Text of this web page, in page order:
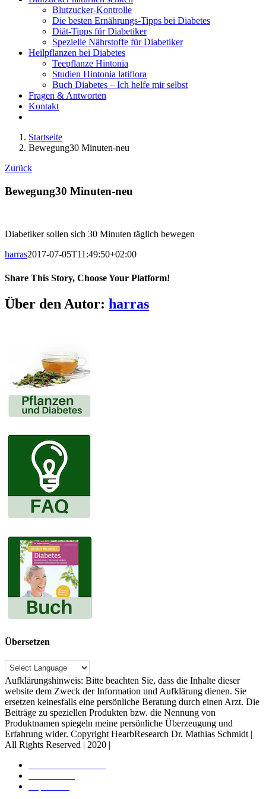
Blutzucker-Kontrolle
Die besten Ernährungs-Tipps bei Diabetes
Diät-Tipps für Diabetiker
Spezielle Nährstoffe für Diabetiker
Heilpflanzen bei Diabetes
Teepflanze Hintonia
Studien Hintonia latiflora
Buch Diabetes – Ich helfe mir selbst
Fragen & Antworten
Kontakt
Startseite
Bewegung30 Minuten-neu
Zurück
Bewegung30 Minuten-neu
Diabetiker sollen sich 30 Minuten täglich bewegen
harras2017-07-05T11:49:50+02:00
Share This Story, Choose Your Platform!
Facebook
X
LinkedIn
Pinterest
E-
Mail
Über den Autor: harras
Übersetzen
Aufklärungshinweis: Bitte beachten Sie, dass die Inhalte dieser
website dem Zweck der Information und Aufklärung dienen. Sie
ersetzen keinesfalls eine persönliche Beratung durch einen Arzt. Die
Beiträge zu speziellen Produkten bzw. die Nennung von
Produktnamen spiegeln meine persönliche Überzeugung und
Erfahrung wider. Copyright HearbResearch Dr. Mathias Schmidt |
All Rights Reserved | 2020 |